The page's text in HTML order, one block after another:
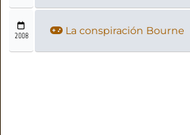
2008 La conspiración Bourne